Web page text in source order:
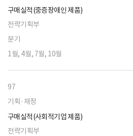
구매실적(중증장애인 제품)
전략기획부
분기
1월, 4월, 7월, 10월
97
기획·재정
구매실적(사회적기업 제품)
전략기획부